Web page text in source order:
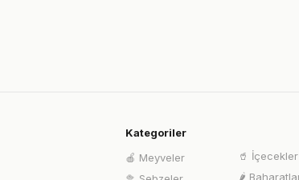
Kategoriler
🍎 Meyveler
🥤 İçecekler
🌶️